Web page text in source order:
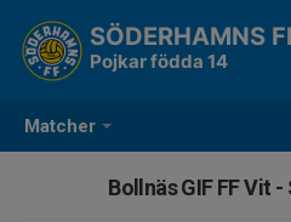
Matcher
SÖDERHAMNS
Pojkar födda 14
Bollnäs GIF FF Vit